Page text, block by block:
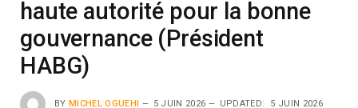
haute autorité pour la bonne
gouvernance (Président
HABG)
BY MICHEL OGUEHI 5 JUIN 2026 UPDATED: 5 JUIN 2026